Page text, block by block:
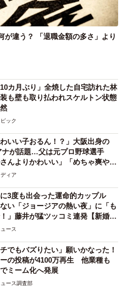
の様子を見ていました。『こ
すぐに立ち上がらずフリーズ
けかも知れません。正解はく
ので分かりませんが、表情が
ということだけは事実です」
が違う？ 「退職金額の多さ」より
10カ月ぶり」全焼した自宅訪れた林
も壁も取り払われスケルトン状態
ック
わいい子おるん！？」大阪出身の
ナが話題…父は元プロ野球選手
さんよりかわいい」「めちゃ爽や
ィア
3度も出会った運命的カップル
い「ジョージアの熱い夜」に「も
」藤井が猛ツッコミ連発【新婚さ
ース
チでもバズりたい」願いかなった！
の投稿が4100万再生 他業種も
ミーム化へ発展
ース調査部